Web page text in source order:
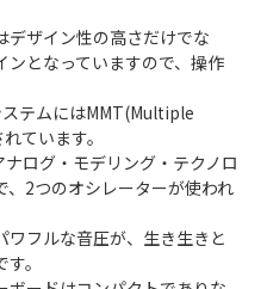
デザイン性の高さだけでな
ンとなっていますので、操作
テムにはMMT(Multiple
ています。
ログ・モデリング・テクノロ
2つのオシレーターが使われ
ワフルな音圧が、生き生きと
。